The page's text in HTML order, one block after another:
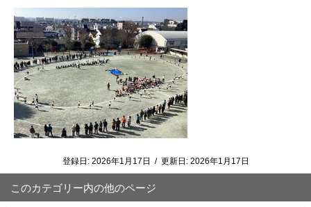
登録日: 2026年1月17日 / 更新日: 2026年1月17日
このカテゴリー内の他のページ